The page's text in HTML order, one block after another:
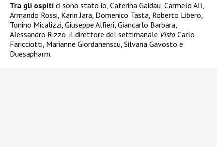
Tra gli ospiti ci sono stato io, Caterina Gaidau, Carmelo Alì,
Armando Rossi, Karin Jara, Domenico Tasta, Roberto Libero,
Tonino Micalizzi, Giuseppe Alfieri, Giancarlo Barbara,
Alessandro Rizzo, il direttore del settimanale Visto Carlo
Faricciotti, Marianne Giordanenscu, Silvana Gavosto e
Duesapharm.